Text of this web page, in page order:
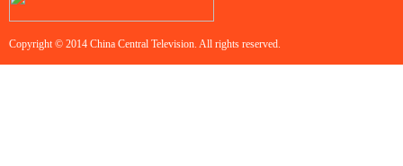
Copyright © 2014 China Central Television. All rights reserved.